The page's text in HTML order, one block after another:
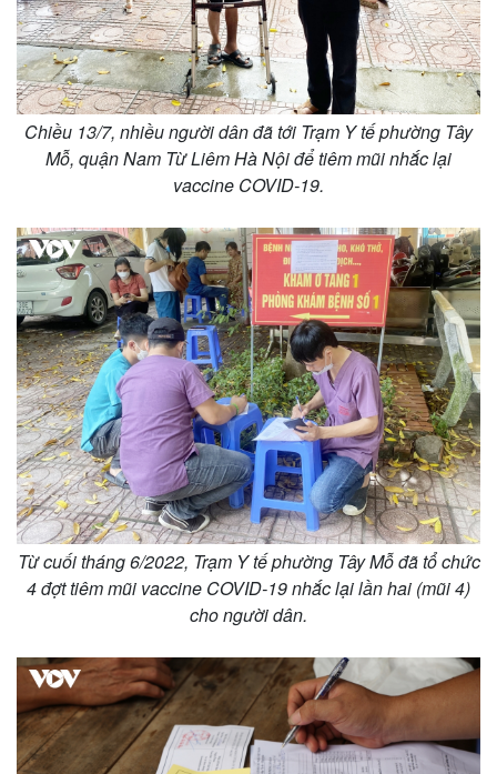
Chiều 13/7, nhiều người dân đã tới Trạm Y tế phường Tây
Mỗ, quận Nam Từ Liêm Hà Nội để tiêm mũi nhắc lại
vaccine COVID-19.
Từ cuối tháng 6/2022, Trạm Y tế phường Tây Mỗ đã tổ chức
4 đợt tiêm mũi vaccine COVID-19 nhắc lại lần hai (mũi 4)
cho người dân.